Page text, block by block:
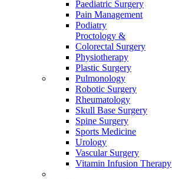
Paediatric Surgery
Pain Management
Podiatry
Proctology &
Colorectal Surgery
Physiotherapy
Plastic Surgery
Pulmonology
Robotic Surgery
Rheumatology
Skull Base Surgery
Spine Surgery
Sports Medicine
Urology
Vascular Surgery
Vitamin Infusion Therapy